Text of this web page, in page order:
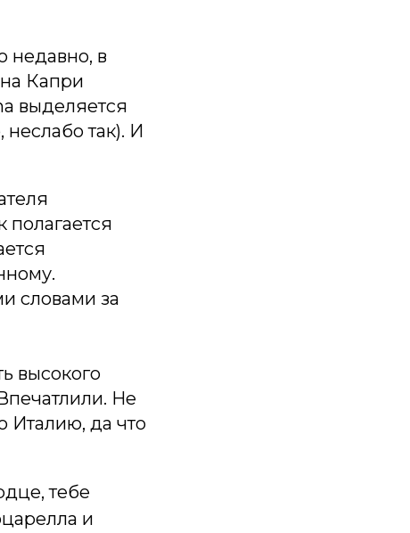
недавно, в
Капри
выделяется
так). И
словами за
высокого
Не
Италию, да что
тебе
и